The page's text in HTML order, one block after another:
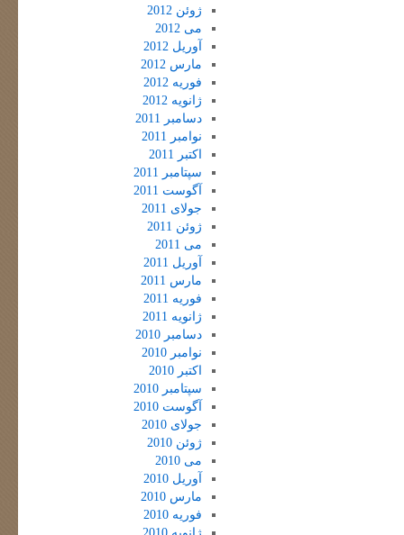
ژوئن 2012
می 2012
آوریل 2012
مارس 2012
فوریه 2012
ژانویه 2012
دسامبر 2011
نوامبر 2011
اکتبر 2011
سپتامبر 2011
آگوست 2011
جولای 2011
ژوئن 2011
می 2011
آوریل 2011
مارس 2011
فوریه 2011
ژانویه 2011
دسامبر 2010
نوامبر 2010
اکتبر 2010
سپتامبر 2010
آگوست 2010
جولای 2010
ژوئن 2010
می 2010
آوریل 2010
مارس 2010
فوریه 2010